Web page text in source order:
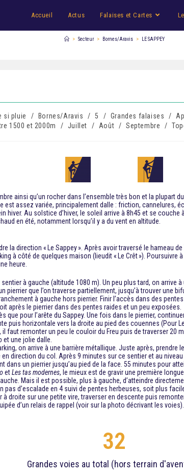
Accueil Actus Falaises et Cartes
> Secteur > Bornes/Aravis > LE SAPPEY
si pluie / Bornes/Aravis / 5 / Grandes falaises /
1500 et 2000m / Juillet / Août / Septembre /
ainsi qu’un rocher dans l’ensemble très bon et la
assez variée, principalement dalle : friction, cannelures,
hiver. Au solstice d’hiver, le soleil arrive à 8h45 et se
en été, notamment lorsqu’il y a du vent en altitude.
la direction « Le Sappey ». Après avoir traversé le hameau
à côté de quelques maison (lieudit « Le Crêt »).
heure.
à gauche (altitude 1080 m). Un peu plus tard, on
pierrier que l’on traverse partiellement, jusqu’à trouver une
à gauche hors pierrier. Finir l’accès dans des
après le pierrier dans des pentes raides et un peu exposées.
que pour l’arête du Sappey. Une fois dans le pierrier,
puis horizontale vers la droite au pied des couennes (Pour
, il faut remonter un peu le couloir du Freu puis de traverser 20
une jolie dalle.
on arrive à une barrière métallique. Juste après,
direction du col. Après 9 minutes sur ce sentier et au
un pierrier jusqu’au pied de la face. 55 minutes pour
etLes tas modernes, le mieux est de gravir une première
Mais il est possible, plus à gauche, d’atteindre
d’escalade en 4 suivi de pentes herbeuses, soit plus
droite sur une petite vire, traverser en descente puis
d’un relais de rappel (voir sur la photo décrivant les voies).
Grandes voies au total (hors terrain
32